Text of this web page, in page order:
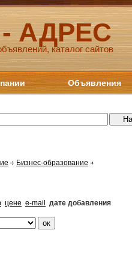
АДРЕС
каталог сайтов
Объявления
Бизнес-образование
цене e-mail дате добавления